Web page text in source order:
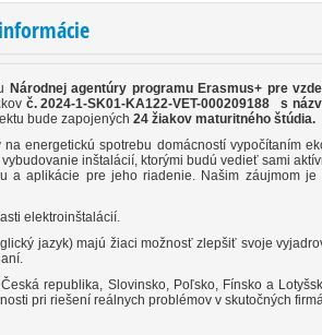
Národnej agentúry programu Erasmus+ pre
č. 2024-1-SK01-KA122-VET-000209188 s
bude zapojených 24 žiakov maturitného štúdia.
energetickú spotrebu domácností vypočítaním
inštalácií, ktorými budú vedieť sami
a aplikácie pre jeho riadenie. Našim záujmom
elektroinštalácií.
jazyk) majú žiaci možnosť zlepšiť svoje
republika, Slovinsko, Poľsko, Fínsko a
pri riešení reálnych problémov v skutočných